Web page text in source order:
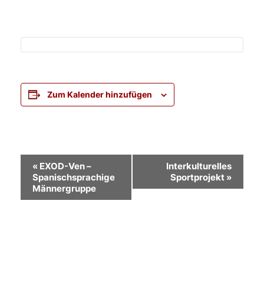
Zum Kalender hinzufügen
Veranstaltung-
Navigation
« EXOD-Ven –
Spanischsprachige
Männergruppe
Interkulturelles
Sportprojekt »